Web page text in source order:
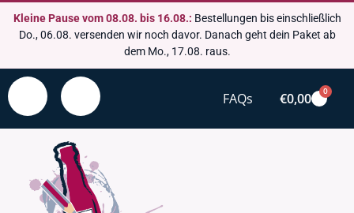
Kleine Pause vom 08.08. bis 16.08.: Bestellungen bis einschließlich
Do., 06.08. versenden wir noch davor. Danach geht dein Paket ab
dem Mo., 17.08. raus.
FAQs €0,00 0